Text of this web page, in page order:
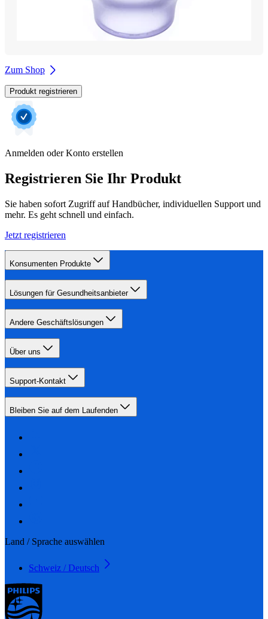
Zum Shop
Produkt registrieren
Anmelden oder Konto erstellen
Registrieren Sie Ihr Produkt
Sie haben sofort Zugriff auf Handbücher, individuellen Support und
mehr. Es geht schnell und einfach.
Jetzt registrieren
Konsumenten Produkte
Lösungen für Gesundheitsanbieter
Andere Geschäftslösungen
Über uns
Support-Kontakt
Bleiben Sie auf dem Laufenden
Land / Sprache auswählen
Schweiz / Deutsch